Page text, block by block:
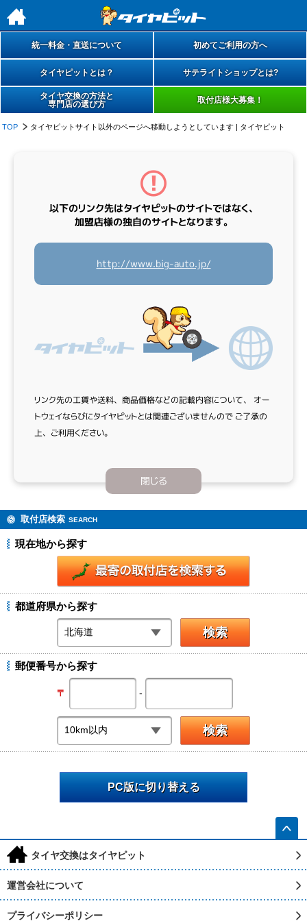
h
統一料金・直送について 初めてご利用の方へ
タイヤピットとは？ サテライトショップとは?
タイヤ交換の方法と
専門店の選び方
取付店様大募集！
TOP タイヤピットサイト以外のページへ移動しようとしています | タイヤピット
以下のリンク先はタイヤピットのサイトではなく、
加盟店様の独自のサイトとなります。
http://www.big-auto.jp/
リンク先の工賃や送料、商品価格などの記載内容について、
オー
トウェイならびにタイヤピットとは関連ございませんので ご了承の
上、ご利用ください。
閉じる
取付店検索 SEARCH
現在地から探す
都道府県から探す
郵便番号から探す
〒 -
PC版に切り替える
h タイヤ交換はタイヤピット
運営会社について
プライバシーポリシー